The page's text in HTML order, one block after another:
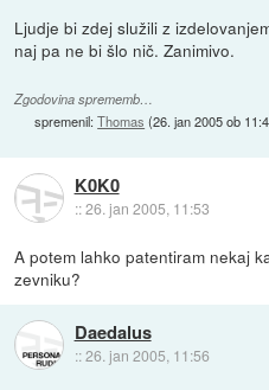
Ljudje bi zdej služili z
naj pa ne bi šlo nič. Zanimivo.
Zgodovina sprememb…
spremenil:Thomas (26. jan 2005 ob
K0K0
::26. jan 2005, 11:53
A potem lahko patentiram nekaj
zevniku?
Daedalus
::26. jan 2005, 11:56